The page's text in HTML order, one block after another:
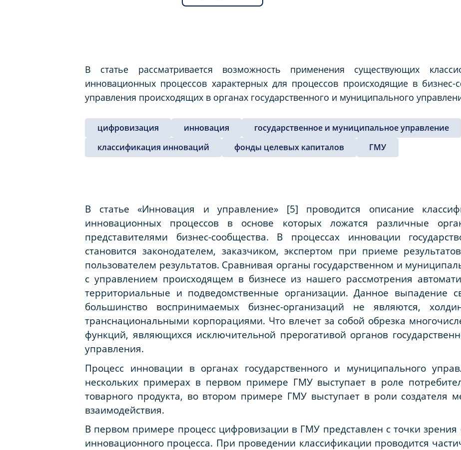
В статье рассматривается возможность применения существующих
инновационных процессов характерных для процессов происходящие в бизнес-
управления происходящих в органах государственного и муниципального
цифровизация инновация
государственное и муниципальное управление
классификация инноваций
фонды целевых капиталов ГМУ
В статье «Инновация и управление» [5] проводится описание
инновационных процессов в основе которых ложатся различные
представителями бизнес-сообщества. В процессах инновации
становится законодателем, заказчиком, экспертом при приеме
пользователем результатов. Сравнивая органы государственном и
с управлением происходящем в бизнесе из нашего рассмотрения
территориальные и подведомственные организации. Данное выпадение
большинство воспринимаемых бизнес-организаций не являются,
транснациональными корпорациями. Что влечет за собой обрезка
функций, являющихся исключительной прерогативой органов
управления.
Процесс инновации в органах государственного и муниципального
нескольких примерах в первом примере ГМУ выступает в роле
товарного продукта, во втором примере ГМУ выступает в роли создателя
взаимодействия.
В первом примере процесс цифровизации в ГМУ представлен с точки зрения
инновационного процесса. При проведении классификации проводится